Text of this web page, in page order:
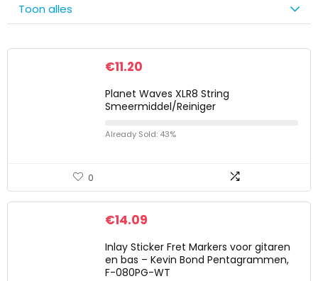
Toon alles
€11.20
Planet Waves XLR8 String
Smeermiddel/Reiniger
Already Sold: 43%
0
€14.09
Inlay Sticker Fret Markers voor gitaren
en bas – Kevin Bond Pentagrammen,
F-080PG-WT